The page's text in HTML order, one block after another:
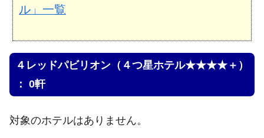
ル」一覧
４レッドパビリオン（４つ星ホテル★★★★＋）
： 0軒
対象のホテルはありません。